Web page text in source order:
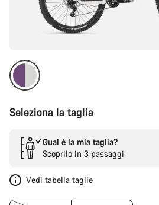
Seleziona la taglia
Qual è la mia taglia?
Scoprilo in 3 passaggi
Vedi tabella taglie